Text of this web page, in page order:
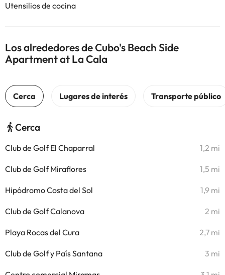
Utensilios de cocina
Los alrededores de Cubo's Beach Side
Apartment at La Cala
Cerca
Club de Golf El Chaparral 1,2 mi
Club de Golf Miraflores 1,5 mi
Hipódromo Costa del Sol 1,9 mi
Club de Golf Calanova 2 mi
Playa Rocas del Cura 2,7 mi
Club de Golf y País Santana 3 mi